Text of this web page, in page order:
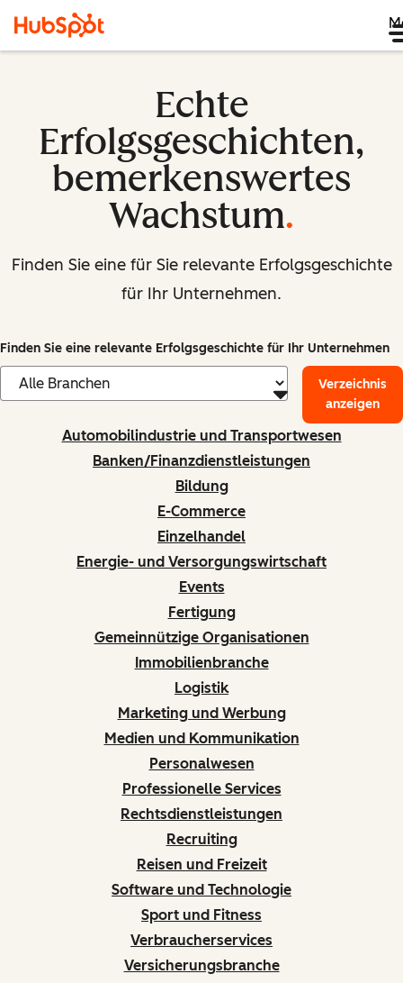
Echte
Erfolgsgeschichten,
bemerkenswertes
Wachstum.
Finden Sie eine für Sie relevante Erfolgsgeschichte
für Ihr Unternehmen.
Finden Sie eine relevante Erfolgsgeschichte für Ihr Unternehmen
Verzeichnis
anzeigen
Automobilindustrie und Transportwesen
Banken/Finanzdienstleistungen
Bildung
E-Commerce
Einzelhandel
Energie- und Versorgungswirtschaft
Events
Fertigung
Gemeinnützige Organisationen
Immobilienbranche
Logistik
Marketing und Werbung
Medien und Kommunikation
Personalwesen
Professionelle Services
Rechtsdienstleistungen
Recruiting
Reisen und Freizeit
Software und Technologie
Sport und Fitness
Verbraucherservices
Versicherungsbranche